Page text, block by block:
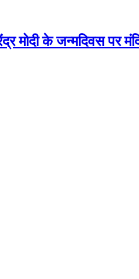
के जन्मदिवस पर